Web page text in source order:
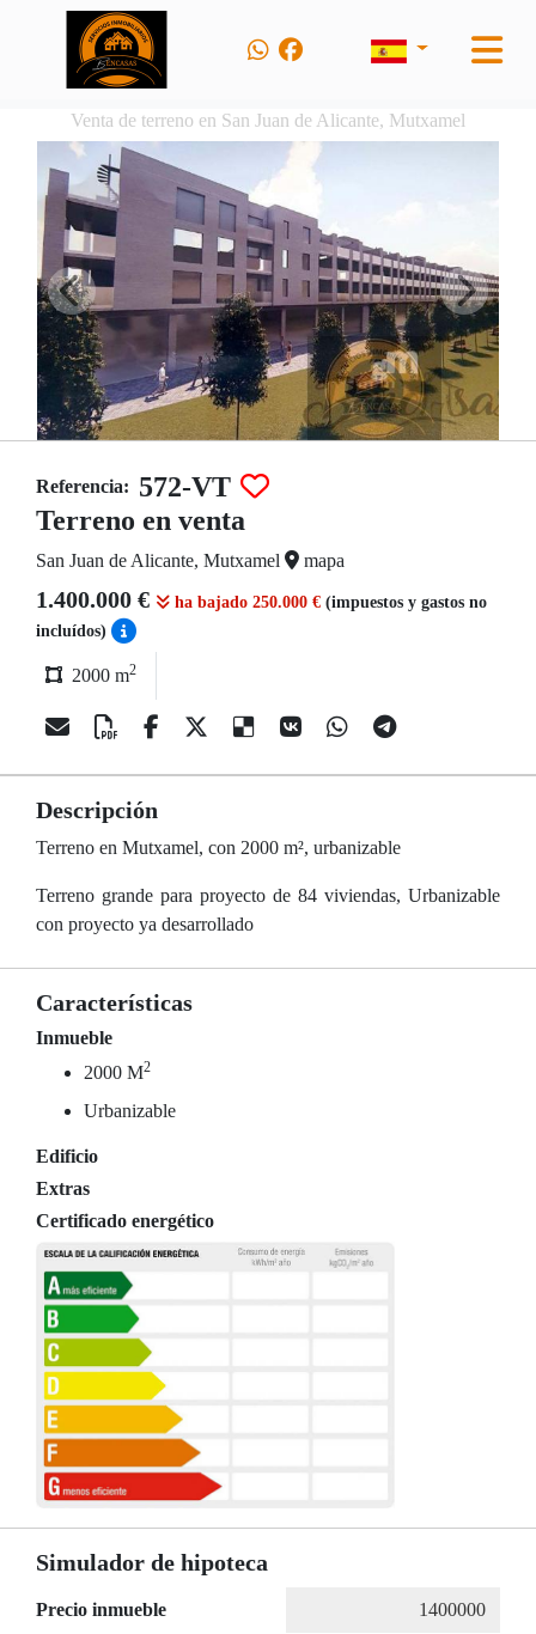
Venta de terreno en San Juan de Alicante, Mutxamel
Referencia: 572-VT
Terreno en venta
San Juan de Alicante, Mutxamel mapa
1.400.000 € ha bajado 250.000 € (impuestos y gastos no
incluídos)
2000 m2
Descripción
Terreno en Mutxamel, con 2000 m², urbanizable
Terreno grande para proyecto de 84 viviendas, Urbanizable
con proyecto ya desarrollado
Características
Inmueble
2000 M2
Urbanizable
Edificio
Extras
Certificado energético
Simulador de hipoteca
Precio inmueble